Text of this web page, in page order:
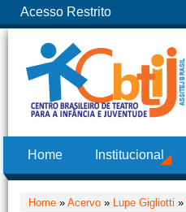
Acesso Restrito
Home Institucional
Home » Acervo » Lupe Gigliotti »